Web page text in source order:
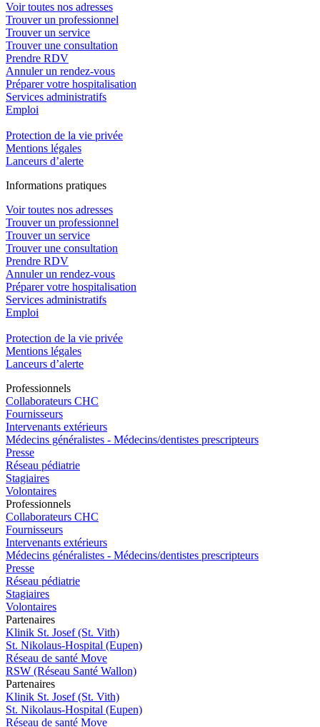
Voir toutes nos adresses
Trouver un professionnel
Trouver un service
Trouver une consultation
Prendre RDV
Annuler un rendez-vous
Préparer votre hospitalisation
Services administratifs
Emploi​
Protection de la vie privée
Mentions légales
Lanceurs d’alerte
Informations pratiques
Voir toutes nos adresses
Trouver un professionnel
Trouver un service
Trouver une consultation
Prendre RDV
Annuler un rendez-vous
Préparer votre hospitalisation
Services administratifs
Emploi​
Protection de la vie privée
Mentions légales
Lanceurs d’alerte
Professionnels
Collaborateurs CHC
Fournisseurs
Intervenants extérieurs
Médecins généralistes - Médecins/dentistes prescripteurs
Presse
Réseau pédiatrie
Stagiaires
Volontaires
Professionnels
Collaborateurs CHC
Fournisseurs
Intervenants extérieurs
Médecins généralistes - Médecins/dentistes prescripteurs
Presse
Réseau pédiatrie
Stagiaires
Volontaires
Partenaires
Klinik St. Josef (St. Vith)
St. Nikolaus-Hospital (Eupen)
Réseau de santé Move
RSW (Réseau Santé Wallon)
Partenaires
Klinik St. Josef (St. Vith)
St. Nikolaus-Hospital (Eupen)
Réseau de santé Move